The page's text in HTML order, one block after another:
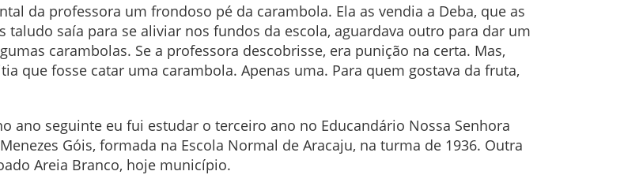
da professora um frondoso pé da carambola. Ela as vendia a Deba, que as
saía para se aliviar nos fundos da escola, aguardava outro para dar um
carambolas. Se a professora descobrisse, era punição na certa. Mas,
que fosse catar uma carambola. Apenas uma. Para quem gostava da fruta,
ano seguinte eu fui estudar o terceiro ano no Educandário Nossa Senhora
Góis, formada na Escola Normal de Aracaju, na turma de 1936. Outra
Areia Branco, hoje município.